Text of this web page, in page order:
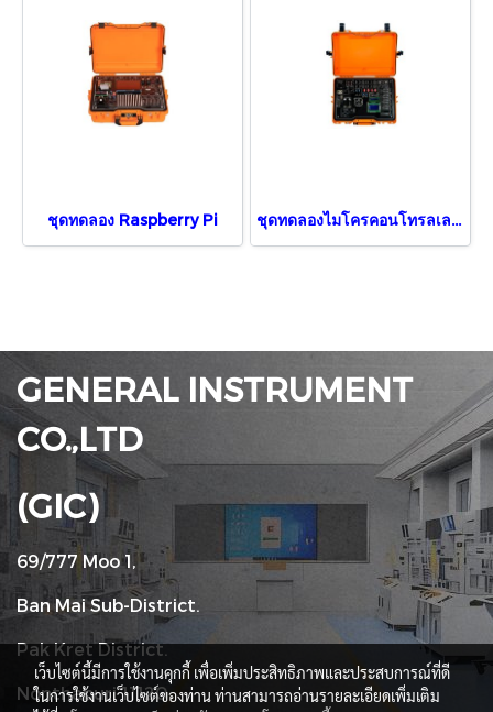
ชุดทดลอง Raspberry Pi ชุดทดลองไมโครคอนโทรลเลอร์
GENERAL INSTRUMENT
CO.,LTD
(GIC)
69/777 Moo 1,
Ban Mai Sub-District.
Pak Kret District.
Nonthaburi 11120
เว็บไซต์นี้มีการใช้งานคุกกี้ เพื่อเพิ่มประสิทธิภาพและประสบการณ์ที่ดี
ในการใช้งานเว็บไซต์ของท่าน ท่านสามารถอ่านรายละเอียดเพิ่มเติม